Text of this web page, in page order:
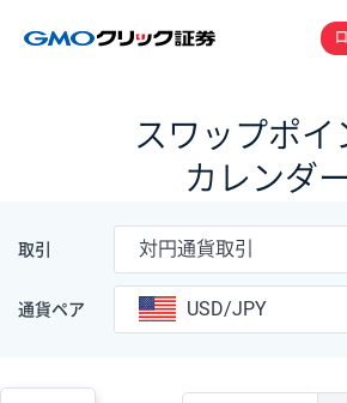
スワップポイ
カレンダー
取引 対円通貨取引
通貨ペア USD/JPY